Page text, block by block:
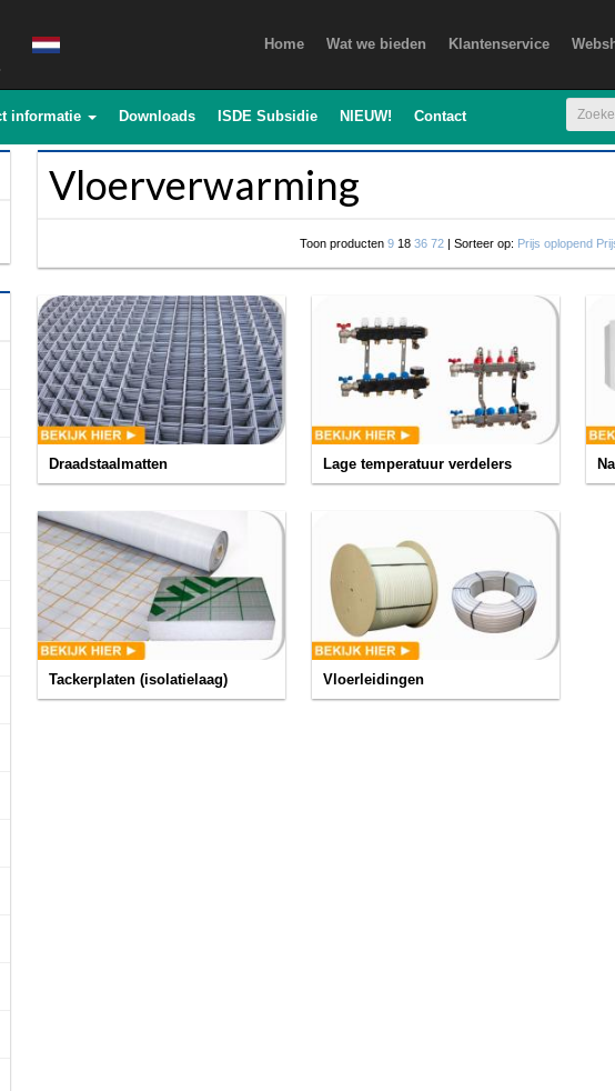
Home Wat we bieden Klantenservice
informatie Downloads ISDE Subsidie NIEUW! Contact
Vloerverwarming
Toon producten 9 18 36 72 | Sorteer op: Prijs oplopend
Draadstaalmatten Lage temperatuur verdelers
Tackerplaten (isolatielaag) Vloerleidingen